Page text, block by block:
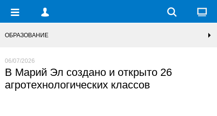
ОБРАЗОВАНИЕ
06/07/2026
В Марий Эл создано и открыто 26
агротехнологических классов